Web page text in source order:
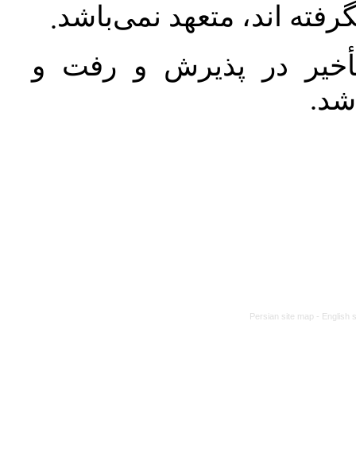
اند، متعهد نمی‌باشد.
در پذیرش و رفت و
شد.
Persian site map - English